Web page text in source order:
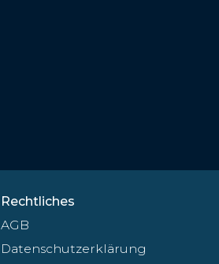
Rechtliches
AGB
Datenschutzerklärung